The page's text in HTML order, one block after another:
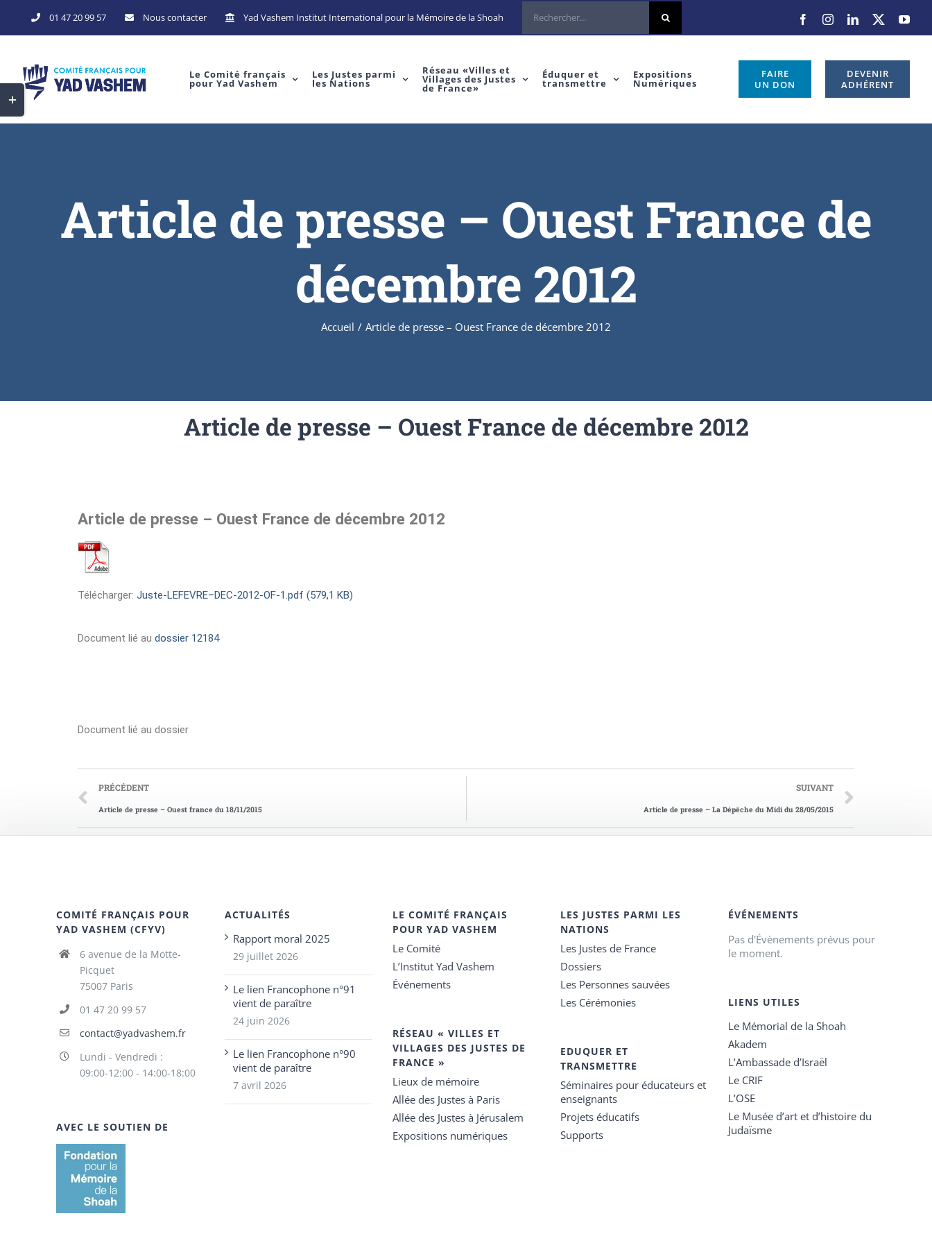
01 47 20 99 57 Nous contacter Yad Vashem Institut International pour la Mémoire de la Shoah
Le Comité français
pour Yad Vashem
Les Justes parmi
les Nations
Réseau «Villes et
Villages des Justes
de France»
Éduquer et
transmettre
Expositions
Numériques
FAIRE
UN DON
DEVENIR
ADHÉRENT
Article de presse – Ouest France de
décembre 2012
Accueil / Article de presse – Ouest France de décembre 2012
Article de presse – Ouest France de décembre 2012
Article de presse – Ouest France de décembre 2012
Télécharger: Juste-LEFEVRE–DEC-2012-OF-1.pdf (579,1 KB)
Document lié au dossier 12184
Document lié au dossier
PRÉCÉDENT
Article de presse – Ouest france du 18/11/2015
SUIVANT
Article de presse – La Dépêche du Midi du 28/05/2015
COMITÉ FRANÇAIS POUR
YAD VASHEM (CFYV)
6 avenue de la Motte-
Picquet
75007 Paris
01 47 20 99 57
contact@yadvashem.fr
Lundi - Vendredi :
09:00-12:00 - 14:00-18:00
AVEC LE SOUTIEN DE
ACTUALITÉS
Rapport moral 2025
29 juillet 2026
Le lien Francophone n°91
vient de paraître
24 juin 2026
Le lien Francophone n°90
vient de paraître
7 avril 2026
LE COMITÉ FRANÇAIS
POUR YAD VASHEM
Le Comité
L’Institut Yad Vashem
Événements
RÉSEAU « VILLES ET
VILLAGES DES JUSTES DE
FRANCE »
Lieux de mémoire
Allée des Justes à Paris
Allée des Justes à Jérusalem
Expositions numériques
LES JUSTES PARMI LES
NATIONS
Les Justes de France
Dossiers
Les Personnes sauvées
Les Cérémonies
EDUQUER ET
TRANSMETTRE
Séminaires pour éducateurs et
enseignants
Projets éducatifs
Supports
ÉVÉNEMENTS
Pas d'Évènements prévus pour
le moment.
LIENS UTILES
Le Mémorial de la Shoah
Akadem
L’Ambassade d’Israël
Le CRIF
L’OSE
Le Musée d’art et d’histoire du
Judaïsme